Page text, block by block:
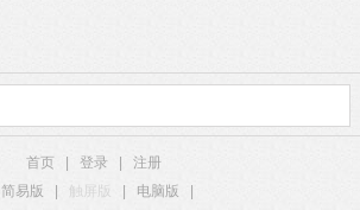
首页 登录
注册
简易版
触屏版 电脑版